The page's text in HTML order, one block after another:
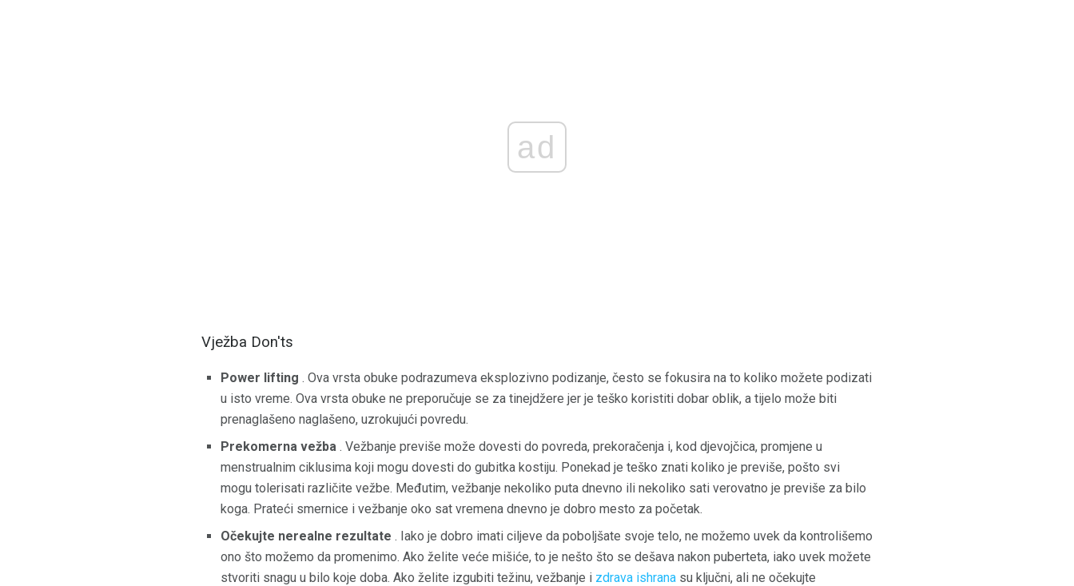
ad
Vježba Don'ts
Power lifting . Ova vrsta obuke podrazumeva eksplozivno podizanje, često se fokusira na to koliko možete podizati
u isto vreme. Ova vrsta obuke ne preporučuje se za tinejdžere jer je teško koristiti dobar oblik, a tijelo može biti
prenaglašeno naglašeno, uzrokujući povredu.
Prekomerna vežba . Vežbanje previše može dovesti do povreda, prekoračenja i, kod djevojčica, promjene u
menstrualnim ciklusima koji mogu dovesti do gubitka kostiju. Ponekad je teško znati koliko je previše, pošto svi
mogu tolerisati različite vežbe. Međutim, vežbanje nekoliko puta dnevno ili nekoliko sati verovatno je previše za bilo
koga. Prateći smernice i vežbanje oko sat vremena dnevno je dobro mesto za početak.
Očekujte nerealne rezultate . Iako je dobro imati ciljeve da poboljšate svoje telo, ne možemo uvek da kontrolišemo
ono što možemo da promenimo. Ako želite veće mišiće, to je nešto što se dešava nakon puberteta, iako uvek možete
stvoriti snagu u bilo koje doba. Ako želite izgubiti težinu, vežbanje i zdrava ishrana su ključni, ali ne očekujte